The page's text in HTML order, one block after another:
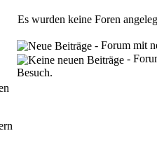
Es wurden keine Foren
- Forum mit
-
Besuch.